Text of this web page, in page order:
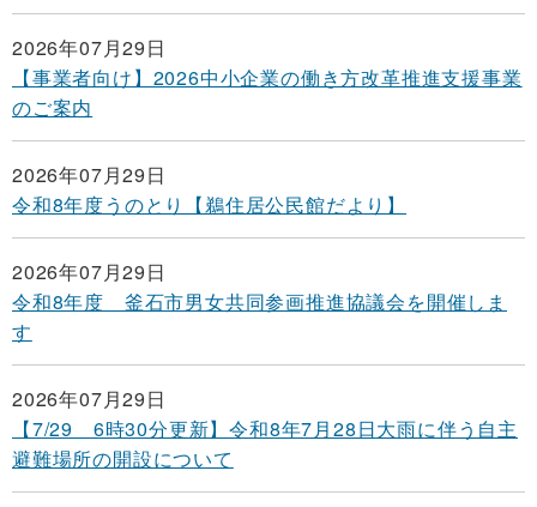
2026年07月29日
【事業者向け】2026中小企業の働き方改革推進支援事業
のご案内
2026年07月29日
令和8年度うのとり【鵜住居公民館だより】
2026年07月29日
令和8年度 釜石市男女共同参画推進協議会を開催しま
す
2026年07月29日
【7/29 6時30分更新】令和8年7月28日大雨に伴う自主
避難場所の開設について